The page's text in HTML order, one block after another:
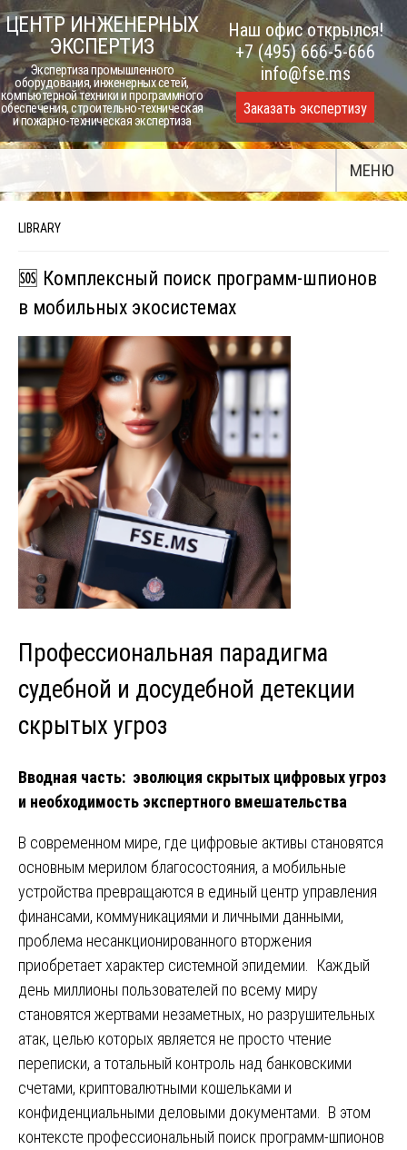
Skip
to
content
ЦЕНТР ИНЖЕНЕРНЫХ
ЭКСПЕРТИЗ
Экспертиза промышленного
оборудования, инженерных сетей,
компьютерной техники и программного
обеспечения, строительно-техническая
и пожарно-техническая экспертиза
Наш офис открылся!
+7 (495) 666-5-666
info@fse.ms
Заказать экспертизу
МЕНЮ
LIBRARY
🆘 Комплексный поиск программ-шпионов
в мобильных экосистемах
Профессиональная парадигма
судебной и досудебной детекции
скрытых угроз
Вводная часть: эволюция скрытых цифровых угроз
и необходимость экспертного вмешательства
В современном мире, где цифровые активы становятся
основным мерилом благосостояния, а мобильные
устройства превращаются в единый центр управления
финансами, коммуникациями и личными данными,
проблема несанкционированного вторжения
приобретает характер системной эпидемии. Каждый
день миллионы пользователей по всему миру
становятся жертвами незаметных, но разрушительных
атак, целью которых является не просто чтение
переписки, а тотальный контроль над банковскими
счетами, криптовалютными кошельками и
конфиденциальными деловыми документами. В этом
контексте профессиональный поиск программ-шпионов